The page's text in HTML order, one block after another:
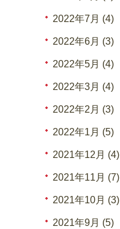
2022年7月 (4)
2022年6月 (3)
2022年5月 (4)
2022年3月 (4)
2022年2月 (3)
2022年1月 (5)
2021年12月 (4)
2021年11月 (7)
2021年10月 (3)
2021年9月 (5)